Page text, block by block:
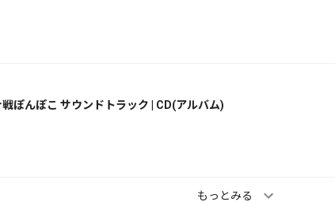
ぽんぽこ サウンドトラック | CD(アルバム)
もっとみる